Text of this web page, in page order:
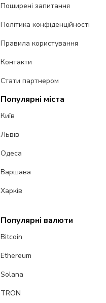
Поширені запитання
Політика конфіденційності
Правила користування
Контакти
Стати партнером
Популярні міста
Київ
Львів
Одеса
Варшава
Харків
Популярні валюти
Bitcoin
Ethereum
Solana
TRON